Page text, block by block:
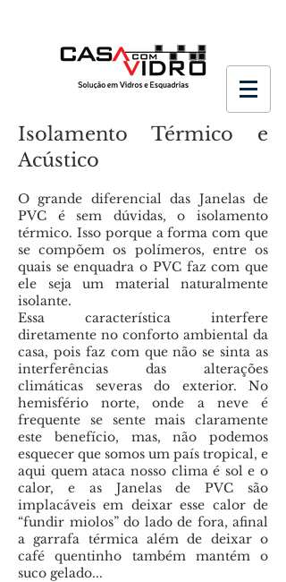
Isolamento Térmico e
Acústico
O grande diferencial das Janelas de
PVC é sem dúvidas, o isolamento
térmico. Isso porque a forma com que
se compõem os polímeros, entre os
quais se enquadra o PVC faz com que
ele seja um material naturalmente
isolante.
Essa característica interfere
diretamente no conforto ambiental da
casa, pois faz com que não se sinta as
interferências das alterações
climáticas severas do exterior. No
hemisfério norte, onde a neve é
frequente se sente mais claramente
este benefício, mas, não podemos
esquecer que somos um país tropical, e
aqui quem ataca nosso clima é sol e o
calor, e as Janelas de PVC são
implacáveis em deixar esse calor de
“fundir miolos” do lado de fora, afinal
a garrafa térmica além de deixar o
café quentinho também mantém o
suco gelado...